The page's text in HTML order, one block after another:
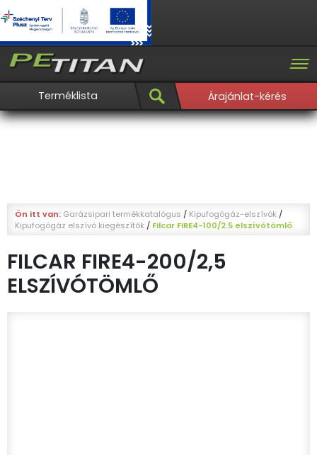
Terméklista Árajánlat-kérés
Ön itt van: Garázsipari termékkatalógus / Kipufogógáz-elszívók /
Kipufogógáz elszívó kiegészítők / Filcar FIRE4-100/2.5 elszívótömlő
FILCAR FIRE4-200/2,5
ELSZÍVÓTÖMLŐ